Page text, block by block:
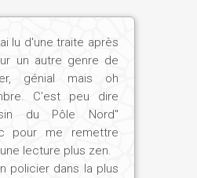
lu d'une traite après
un autre genre de
génial mais oh
C'est peu dire
du Pôle Nord"
pour me remettre
lecture plus zen.
policier dans la plus